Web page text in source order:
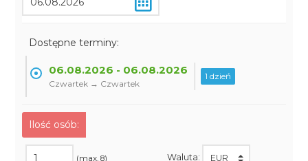
Dostępne terminy:
06.08.2026 - 06.08.2026
Czwartek → Czwartek
1 dzień
Ilość osób:
(max. 8) Waluta: